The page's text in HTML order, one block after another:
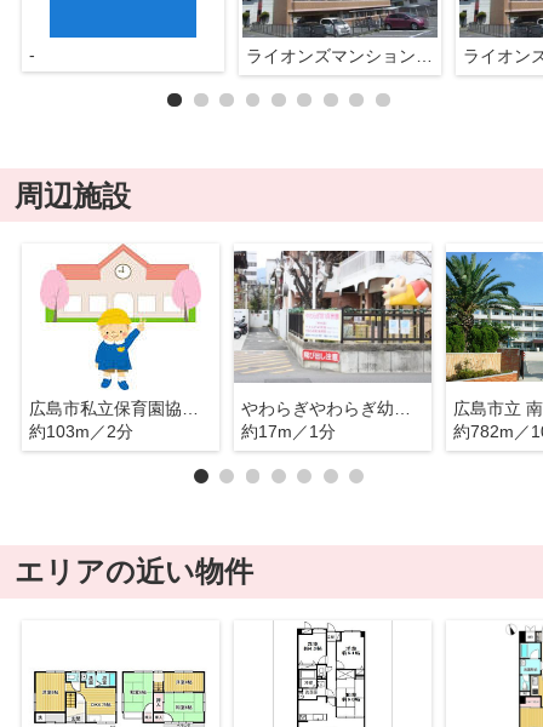
-
周辺施設
約103m／2分
約17m／1分
広島市立
約782m／
エリアの近い物件